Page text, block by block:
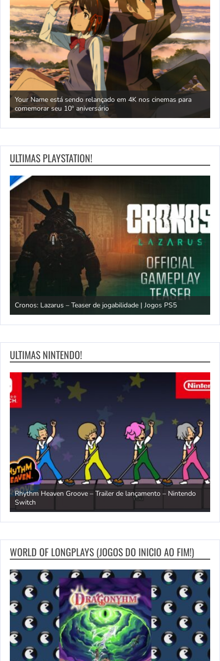
e Your Name está sendo relançado em 4K nos cinemas para
comemorar seu 10º aniversário
ULTIMAS PLAYSTATION!
Cronos: Lazarus – Teaser de jogabilidade | Jogos PS5
ULTIMAS NINTENDO!
Rhythm Heaven Groove – Trailer de lançamento – Nintendo
Switch
WORLD OF LONGPLAYS (JOGOS DO INICIO AO FIM!)